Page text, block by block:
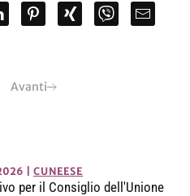
Avanti
CUNEESE
per il Consiglio dell'Unione